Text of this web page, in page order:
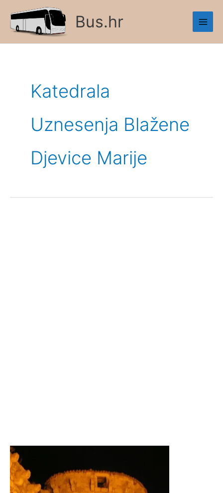
content
Bus.hr
Katedrala
Uznesenja Blažene
Djevice Marije